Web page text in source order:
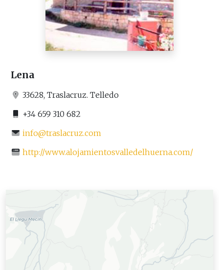
Lena
33628, Traslacruz. Telledo
+34 659 310 682
info@traslacruz.com
http://www.alojamientosvalledelhuerna.com/